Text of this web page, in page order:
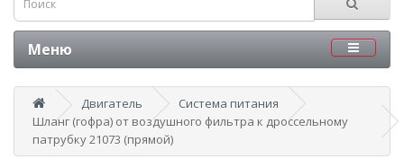
Меню
Двигатель
Система питания
Шланг (гофра) от воздушного фильтра к дроссельному
патрубку 21073 (прямой)